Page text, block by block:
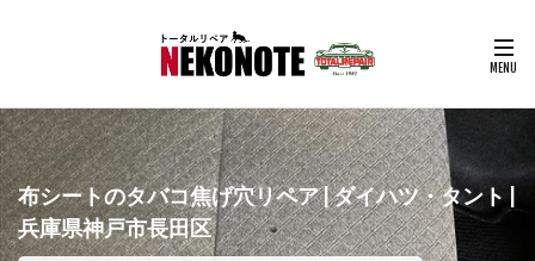
布シートのタバコ焦げ穴リペア | ダイハツ・タント |
兵庫県神戸市長田区